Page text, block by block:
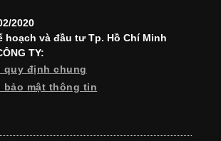
2020
hoạch và đầu tư Tp. Hồ Chí Minh
TY:
quy định chung
bảo mật thông tin